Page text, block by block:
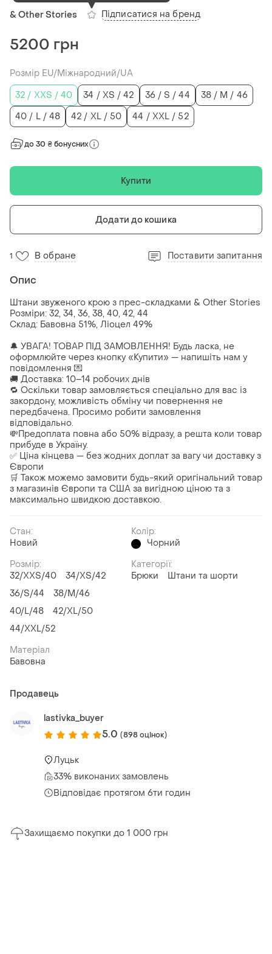
& Other Stories Підписатися на бренд
5200 грн
Розмір EU/Міжнародний/UA
32 / XXS / 40
34 / XS / 42 36 / S / 44
38 / M / 46
40 / L / 48
42 / XL / 50 44 / XXL / 52
до 30 ₴ бонусних
Купити
Додати до кошика
1 В обране Поставити запитання
Опис
Штани звуженого крою з прес-складками & Other Stories
Розміри: 32, 34, 36, 38, 40, 42, 44
Склад: Бавовна 51%, Ліоцел 49%
🔔 УВАГА! ТОВАР ПІД ЗАМОВЛЕННЯ! Будь ласка, не
оформлюйте через кнопку «Купити» — напишіть нам у
повідомлення 💌
🚚 Доставка: 10–14 робочих днів
🔁 Оскільки товар замовляється спеціально для вас із
закордону, можливість обміну чи повернення не
передбачена. Просимо робити замовлення
відповідально.
💸Предоплата повна або 50% відразу, а решта коли товар
прибуде в Україну.
✅ Ціна кінцева — без жодних доплат за вагу чи доставку з
Європи
🛒 Також можемо замовити будь-який оригінальний товар
з магазинів Європи та США за вигідною ціною та з
максимально швидкою доставкою.
Стан:
Новий
Колір:
Чорний
Розмір:
32/XXS/40
34/XS/42
36/S/44
38/M/46
40/L/48
42/XL/50
44/XXL/52
Категорії:
Брюки
Штани та шорти
Матеріал
Бавовна
Продавець
lastivka_buyer
5.0 (898 оцінок)
Луцьк
33% виконаних замовлень
Відповідає протягом 6ти годин
Захищаємо покупки до 1 000 грн